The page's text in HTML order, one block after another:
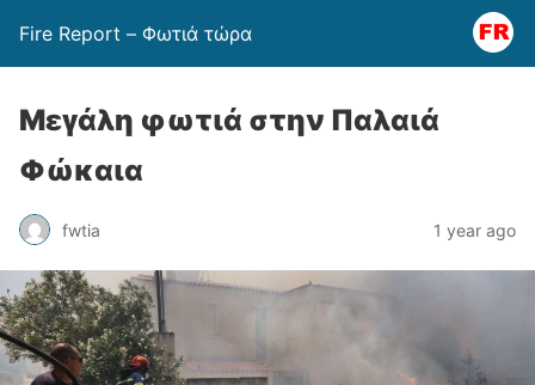
Fire Report – Φωτιά τώρα
Μεγάλη φωτιά στην Παλαιά
Φώκαια
fwtia 1 year ago